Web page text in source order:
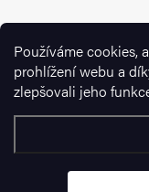
Používáme cookies,
prohlížení webu a
zlepšovali jeho